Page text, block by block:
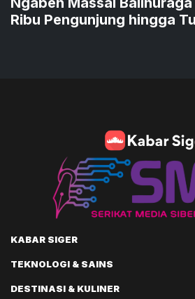
Ribu Pengunjung hingga
KABAR SIGER
TEKNOLOGI & SAINS
DESTINASI & KULINER